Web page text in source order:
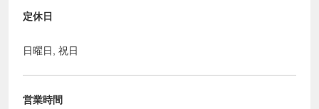
定休日
日曜日, 祝日
営業時間